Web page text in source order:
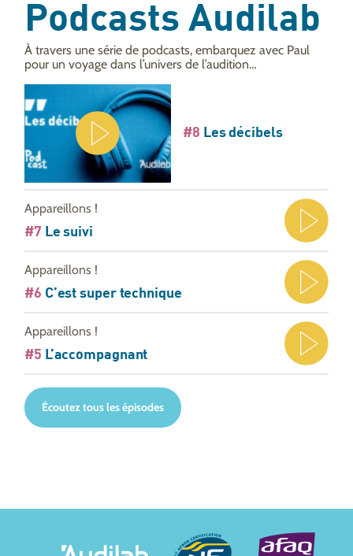
Podcasts Audilab
À travers une série de podcasts, embarquez avec Paul
pour un voyage dans l’univers de l’audition…
#8 Les décibels
Appareillons !
#7 Le suivi
Appareillons !
#6 C’est super technique
Appareillons !
#5 L’accompagnant
Écoutez tous les épisodes